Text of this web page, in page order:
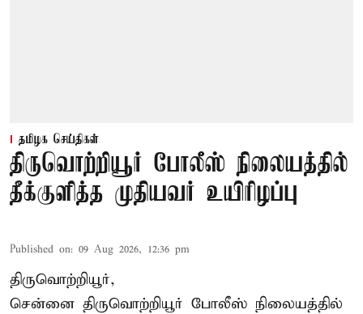
தமிழக செய்திகள்
திருவொற்றியூர் போலீஸ் நிலையத்தில்
தீக்குளித்த முதியவர் உயிரிழப்பு
Published on: 09 Aug 2026, 12:36 pm
திருவொற்றியூர்,
சென்னை திருவொற்றியூர் போலீஸ் நிலையத்தில்